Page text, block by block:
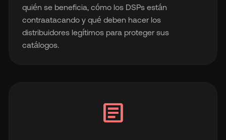
quién se beneficia, cómo los DSPs están
contraatacando y qué deben hacer los
distribuidores legítimos para proteger sus
catálogos.
article